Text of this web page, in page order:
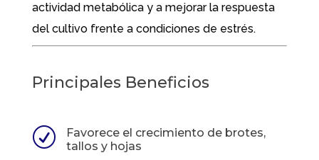
actividad metabólica y a mejorar la respuesta
del cultivo frente a condiciones de estrés.
Principales Beneficios
R
Favorece el crecimiento de brotes,
tallos y hojas